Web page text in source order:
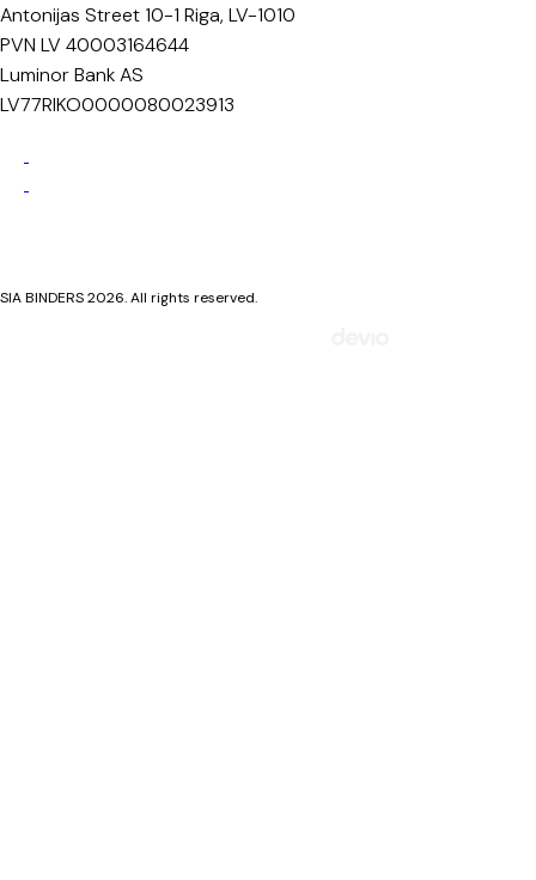
Antonijas Street 10-1 Riga, LV-1010
PVN LV 40003164644
Luminor Bank AS
LV77RIKO0000080023913
SIA BINDERS 2026. All rights reserved.